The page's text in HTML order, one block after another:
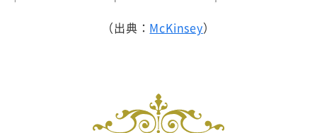
（出典： McKinsey）